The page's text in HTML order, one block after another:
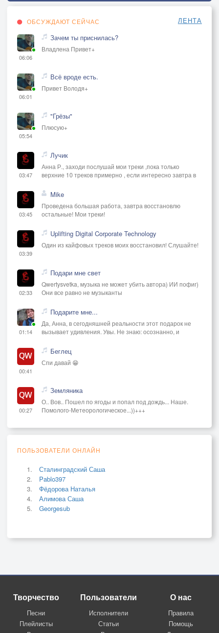
ОБСУЖДАЮТ СЕЙЧАС ЛЕНТА
06:06
Зачем ты приснилась?
Владлена Привет+
06:01
Всё вроде есть.
Привет Володя+
05:54
"Грёзы"
Плюсую+
03:47
Лучик
Анна Р., заходи послушай мои треки ,пока только
верхние 10 треков примерно , если интересно завтра в
03:45
Mike
Проведена большая работа, завтра восстановлю
остальные! Мои треки!
03:39
Uplifting Digital Corporate Technology
Один из кайфовых треков моих восстановил! Слушайте!
02:33
Подари мне свет
Qwertysvetka, музыка не может убить автора) ИИ пофиг)
Они все равно не музыканты
01:14
Подарите мне...
Да, Анна, в сегодняшней реальности этот подарок не
вызывает удивления. Увы. Не знаю: осознанно, и
00:41
Беглец
Спи давай 😁
00:27
Земляника
О.. Вов.. Пошел по ягоды и попал под дождь... Наше.
Помолого-Метеорологическое...))+++
ПОЛЬЗОВАТЕЛИ ОНЛАЙН
Сталинградский Саша
Pablo397
Фёдорова Наталья
Алимова Саша
Georgesub
Творчество
Песни
Плейлисты
Пользователи
Исполнители
Статьи
О нас
Правила
Помощь